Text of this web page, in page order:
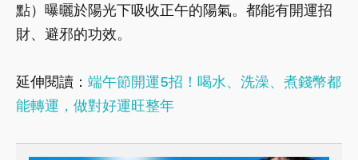
點）曝曬於陽光下吸收正午的陽氣。都能有開運招
財、避邪的功效。
延伸閱讀： 端午節開運5招！喝水、洗澡、煮錢幣都
能轉運，做對好運旺整年